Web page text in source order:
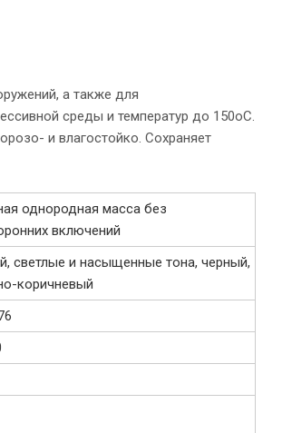
а также для
среды и температур до 150оС.
и влагостойко. Сохраняет
однородная масса без
включений
светлые и насыщенные тона, черный,
коричневый